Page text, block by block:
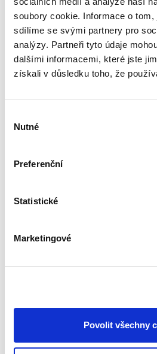
soubory cookie. Informace o
sdílíme se svými partnery pro
analýzy. Partneři tyto údaje
dalšími informacemi, které jste
získali v důsledku toho, že
souhlasu
Nutné
Preferenční
Statistické
Marketingové
Povolit všechny
Téma procesního
rámci civilního procesního
bohatou doktrinální tradicí,
o jeho podobu v nalézacím
Naproti tomu jeho...
Josef Bártů
ryzí teorii, v knize čtenář
po